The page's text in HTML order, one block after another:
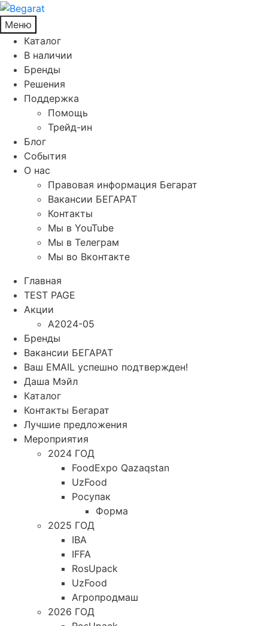
Меню
Каталог
В наличии
Бренды
Решения
Поддержка
Помощь
Трейд-ин
Блог
События
О нас
Правовая информация Бегарат
Вакансии БЕГАРАТ
Контакты
Мы в YouTube
Мы в Телеграм
Мы во Вконтакте
Главная
TEST PAGE
Акции
A2024-05
Бренды
Вакансии БЕГАРАТ
Ваш EMAIL успешно подтвержден!
Даша Мэйл
Каталог
Контакты Бегарат
Лучшие предложения
Мероприятия
2024 ГОД
FoodExpo Qazaqstan
UzFood
Росупак
Форма
2025 ГОД
IBA
IFFA
RosUpack
UzFood
Агропродмаш
2026 ГОД